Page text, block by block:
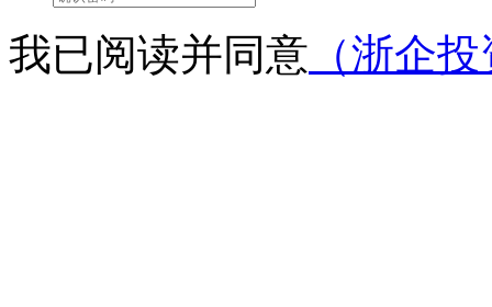
我已阅读并同意 （浙企